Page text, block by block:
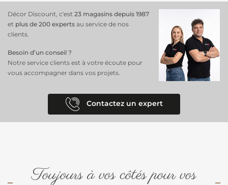
Décor Discount, c'est 23 magasins depuis 1987
et plus de 200 experts au service de nos
clients.
Besoin d’un conseil ?
Notre service clients est à votre écoute pour
vous accompagner dans vos projets.
Contactez un expert
Toujours à vos côtés pour vos